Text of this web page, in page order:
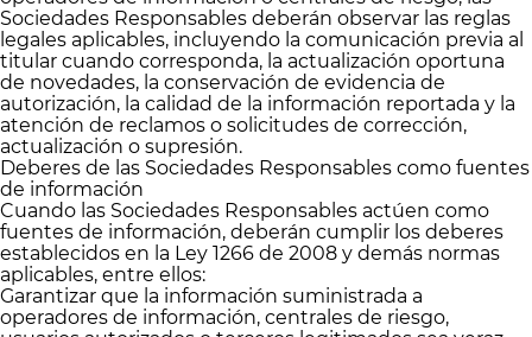
Sociedades Responsables deberán observar las reglas
legales aplicables, incluyendo la comunicación previa al
titular cuando corresponda, la actualización oportuna
de novedades, la conservación de evidencia de
autorización, la calidad de la información reportada y la
atención de reclamos o solicitudes de corrección,
actualización o supresión.
Deberes de las Sociedades Responsables como fuentes
de información
Cuando las Sociedades Responsables actúen como
fuentes de información, deberán cumplir los deberes
establecidos en la Ley 1266 de 2008 y demás normas
aplicables, entre ellos:
Garantizar que la información suministrada a
operadores de información, centrales de riesgo,